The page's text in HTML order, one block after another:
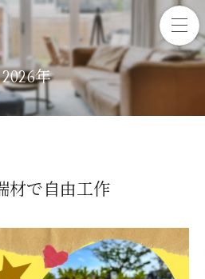
2026年
材で自由工作